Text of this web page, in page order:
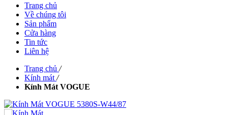
Trang chủ
Về chúng tôi
Sản phẩm
Cửa hàng
Tin tức
Liên hệ
Trang chủ /
Kính mát /
Kính Mát VOGUE